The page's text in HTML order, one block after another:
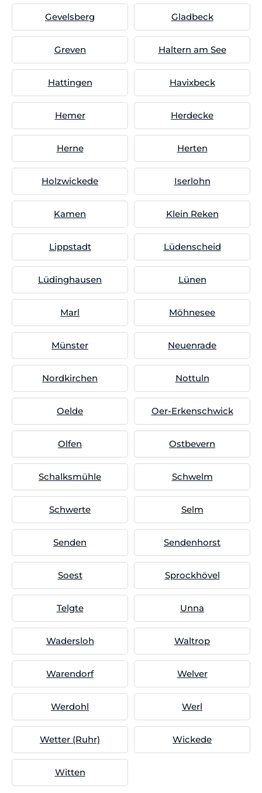
Gevelsberg Gladbeck
Greven Haltern am See
Hattingen Havixbeck
Hemer Herdecke
Herne Herten
Holzwickede Iserlohn
Kamen Klein Reken
Lippstadt Lüdenscheid
Lüdinghausen Lünen
Marl Möhnesee
Münster Neuenrade
Nordkirchen Nottuln
Oelde Oer-Erkenschwick
Olfen Ostbevern
Schalksmühle Schwelm
Schwerte Selm
Senden Sendenhorst
Soest Sprockhövel
Telgte Unna
Wadersloh Waltrop
Warendorf Welver
Werdohl Werl
Wetter (Ruhr) Wickede
Witten